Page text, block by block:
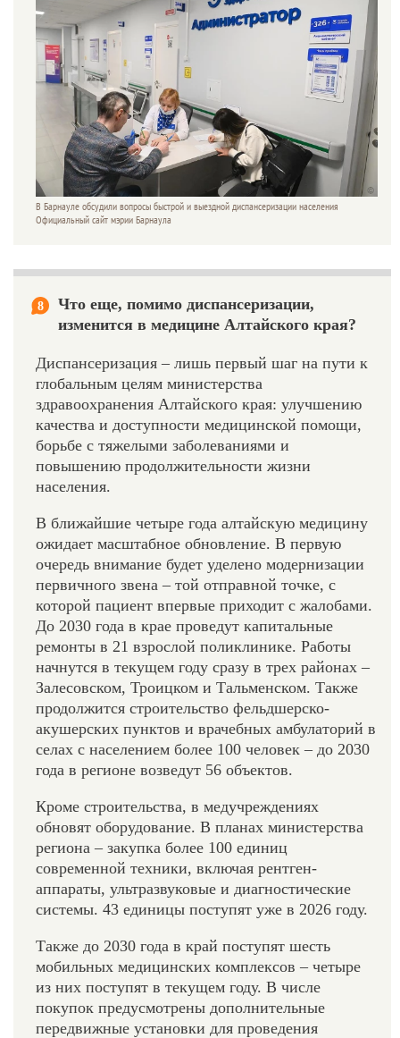
В Барнауле обсудили вопросы быстрой и выездной диспансеризации населения
Официальный сайт мэрии Барнаула
8
Что еще, помимо диспансеризации,
изменится в медицине Алтайского края?
Диспансеризация – лишь первый шаг на пути к
глобальным целям министерства
здравоохранения Алтайского края: улучшению
качества и доступности медицинской помощи,
борьбе с тяжелыми заболеваниями и
повышению продолжительности жизни
населения.
В ближайшие четыре года алтайскую медицину
ожидает масштабное обновление. В первую
очередь внимание будет уделено модернизации
первичного звена – той отправной точке, с
которой пациент впервые приходит с жалобами.
До 2030 года в крае проведут капитальные
ремонты в 21 взрослой поликлинике. Работы
начнутся в текущем году сразу в трех районах –
Залесовском, Троицком и Тальменском. Также
продолжится строительство фельдшерско-
акушерских пунктов и врачебных амбулаторий в
селах с населением более 100 человек – до 2030
года в регионе возведут 56 объектов.
Кроме строительства, в медучреждениях
обновят оборудование. В планах министерства
региона – закупка более 100 единиц
современной техники, включая рентген-
аппараты, ультразвуковые и диагностические
системы. 43 единицы поступят уже в 2026 году.
Также до 2030 года в край поступят шесть
мобильных медицинских комплексов – четыре
из них поступят в текущем году. В числе
покупок предусмотрены дополнительные
передвижные установки для проведения